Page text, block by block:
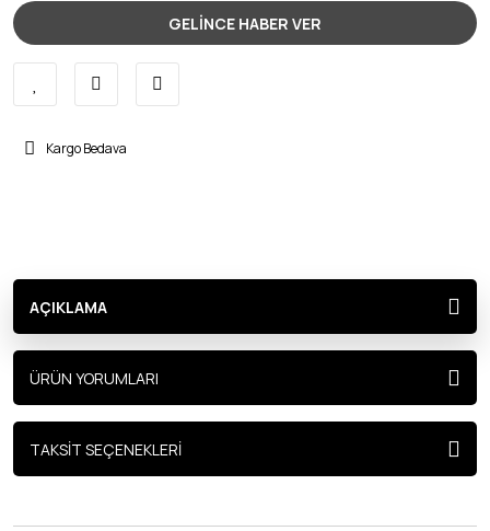
GELİNCE HABER VER
Kargo Bedava
AÇIKLAMA
ÜRÜN YORUMLARI
TAKSİT SEÇENEKLERİ